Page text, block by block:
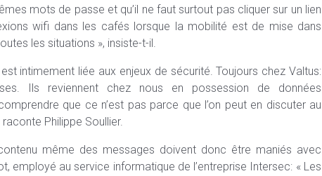
mots de passe et qu’il ne faut surtout pas cliquer sur un lien
wifi dans les cafés lorsque la mobilité est de mise dans
les situations », insiste-t-il.
intimement liée aux enjeux de sécurité. Toujours chez Valtus:
Ils reviennent chez nous en possession de données
que ce n’est pas parce que l’on peut en discuter au
Philippe Soullier.
même des messages doivent donc être maniés avec
employé au service informatique de l’entreprise Intersec: « Les